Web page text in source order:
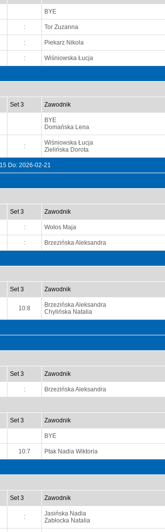
BYE
: Tor Zuzanna
: Piekarz Nikola
: Wiśniowska Łucja
Set 3 Zawodnik
BYE
Domańska Lena
:
Wiśniowska Łucja
Zielińska Dorota
Do: 2026-02-21
Set 3 Zawodnik
: Wołos Maja
: Brzezińska Aleksandra
Set 3 Zawodnik
10:8
Brzezińska Aleksandra
Chylińska Natalia
Set 3 Zawodnik
: Brzezińska Aleksandra
Set 3 Zawodnik
BYE
10:7 Ptak Nadia Wiktoria
Set 3 Zawodnik
:
Jasińska Nadia
Zabłocka Natalia